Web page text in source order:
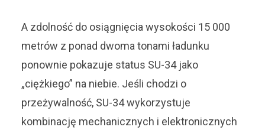
A zdolność do osiągnięcia wysokości 15 000
metrów z ponad dwoma tonami ładunku
ponownie pokazuje status SU-34 jako
„ciężkiego” na niebie. Jeśli chodzi o
przeżywalność, SU-34 wykorzystuje
kombinację mechanicznych i elektronicznych